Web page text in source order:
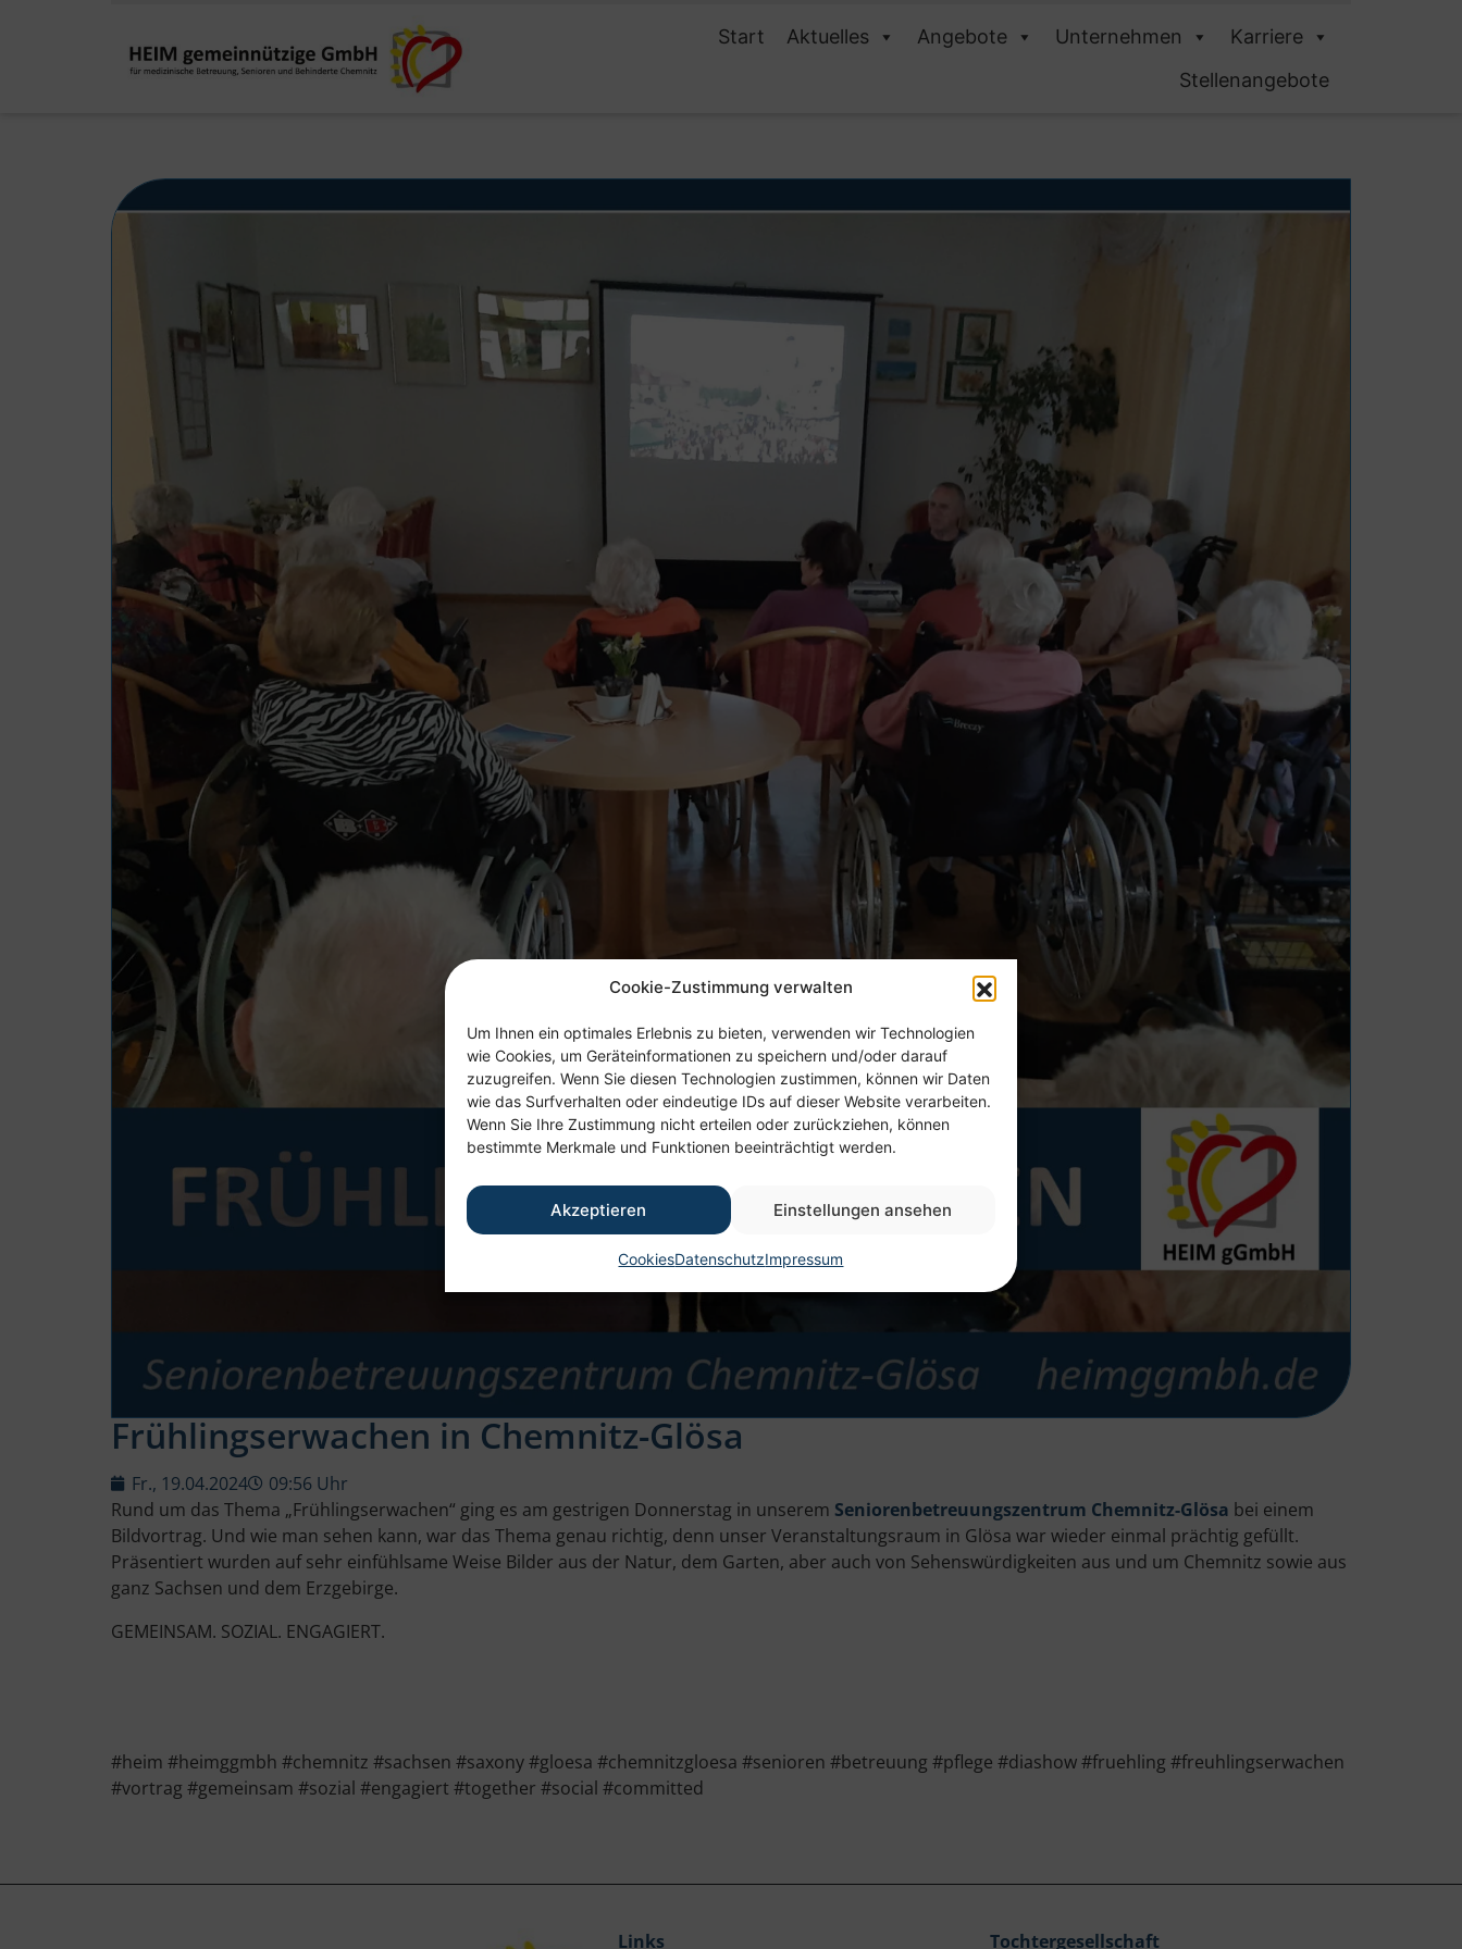
Cookie-Zustimmung verwalten
Um Ihnen ein optimales Erlebnis zu bieten, verwenden wir Technologien
wie Cookies, um Geräteinformationen zu speichern und/oder darauf
zuzugreifen. Wenn Sie diesen Technologien zustimmen, können wir Daten
wie das Surfverhalten oder eindeutige IDs auf dieser Website verarbeiten.
Wenn Sie Ihre Zustimmung nicht erteilen oder zurückziehen, können
bestimmte Merkmale und Funktionen beeinträchtigt werden.
Akzeptieren Einstellungen ansehen
CookiesDatenschutzImpressum
Start Aktuelles Angebote Unternehmen
Karriere
Stellenangebote
Frühlingserwachen in Chemnitz-Glösa
Fr., 19.04.2024
09:56 Uhr
Rund um das Thema „Frühlingserwachen“ ging es am gestrigen Donnerstag in unserem Seniorenbetreuungszentrum Chemnitz-Glösa bei einem
Bildvortrag. Und wie man sehen kann, war das Thema genau richtig, denn unser Veranstaltungsraum in Glösa war wieder einmal prächtig gefüllt.
Präsentiert wurden auf sehr einfühlsame Weise Bilder aus der Natur, dem Garten, aber auch von Sehenswürdigkeiten aus und um Chemnitz sowie aus
ganz Sachsen und dem Erzgebirge.
GEMEINSAM. SOZIAL. ENGAGIERT.
#heim #heimggmbh #chemnitz #sachsen #saxony #gloesa #chemnitzgloesa #senioren #betreuung #pflege #diashow #fruehling #freuhlingserwachen
#vortrag #gemeinsam #sozial #engagiert #together #social #committed
Links Tochtergesellschaft